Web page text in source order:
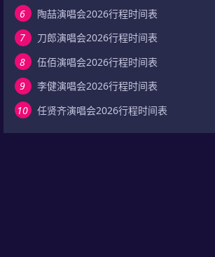
6
陶喆演唱会2026行程时间表
7
刀郎演唱会2026行程时间表
8
伍佰演唱会2026行程时间表
9
李健演唱会2026行程时间表
10
任贤齐演唱会2026行程时间表